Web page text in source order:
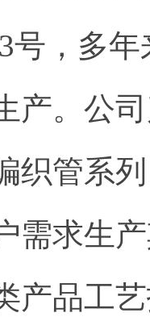
号，多
产。公
织管系
需求生
产品工